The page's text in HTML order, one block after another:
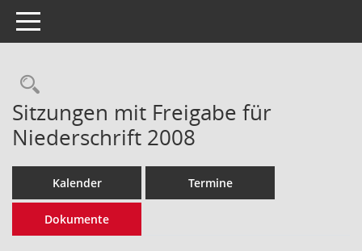
Toggle navigation
Rechercheauswahl
Sitzungen mit Freigabe für
Niederschrift 2008
Kalender Termine
Dokumente